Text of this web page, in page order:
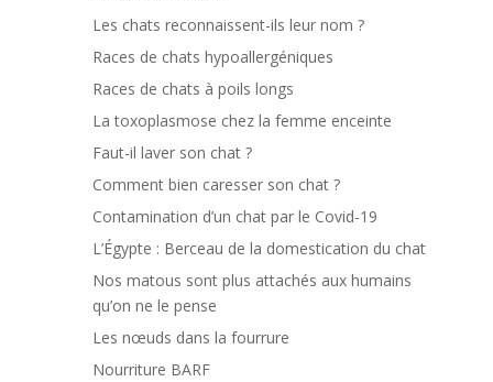
Les chats reconnaissent-ils leur nom ?
Races de chats hypoallergéniques
Races de chats à poils longs
La toxoplasmose chez la femme enceinte
Faut-il laver son chat ?
Comment bien caresser son chat ?
Contamination d’un chat par le Covid-19
L’Égypte : Berceau de la domestication du chat
Nos matous sont plus attachés aux humains
qu’on ne le pense
Les nœuds dans la fourrure
Nourriture BARF